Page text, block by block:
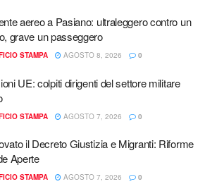
aereo a Pasiano: ultraleggero contro un
grave un passeggero
STAMPA AGOSTO 8, 2026 0
UE: colpiti dirigenti del settore militare
STAMPA AGOSTO 7, 2026 0
il Decreto Giustizia e Migranti: Riforme
Aperte
STAMPA AGOSTO 7, 2026 0